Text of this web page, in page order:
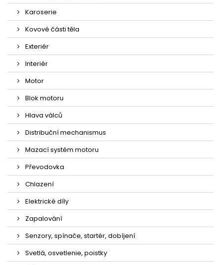
Karoserie
Kovové části těla
Exteriér
Interiér
Motor
Blok motoru
Hlava válců
Distribuční mechanismus
Mazací systém motoru
Převodovka
Chlazení
Elektrické díly
Zapalování
Senzory, spínače, startér, dobíjení
Svetlá, osvetlenie, poistky